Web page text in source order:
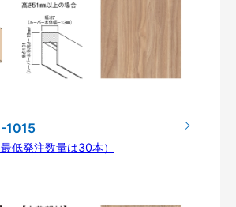
1015
低発注数量は30本）